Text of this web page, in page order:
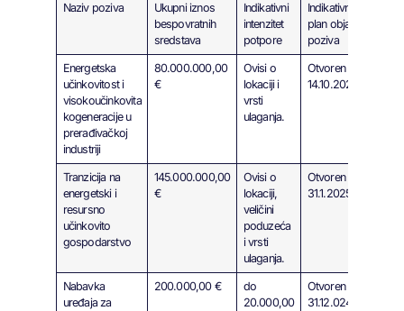
Naziv poziva
Ukupni iznos
bespovratnih
sredstava
Indikativni
intenzitet
potpore
Indikativni
plan objave
poziva
Energetska
učinkovitost i
visokoučinkovita
kogeneracije u
prerađivačkoj
industriji
80.000.000,00
€
Ovisi o
lokaciji i
vrsti
ulaganja.
Otvoren do
14.10.2024.
Tranzicija na
energetski i
resursno
učinkovito
gospodarstvo
145.000.000,00
€
Ovisi o
lokaciji,
veličini
poduzeća
i vrsti
ulaganja.
Otvoren do
31.1.2025.
Nabavka
uređaja za
200.000,00 €
do
20.000,00
Otvoren do
31.12.024.